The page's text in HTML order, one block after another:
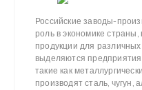
Российские заводы-
роль в экономике
продукции для
выделяются
такие как
производят сталь,